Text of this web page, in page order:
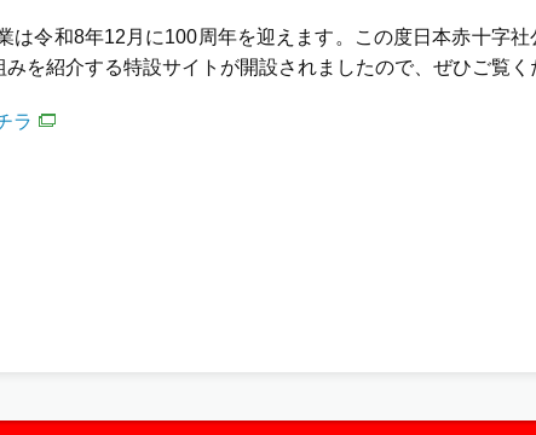
は令和8年12月に100周年を迎えます。この度日本赤十字社
を紹介する特設サイトが開設されましたので、ぜひご覧く
ラ